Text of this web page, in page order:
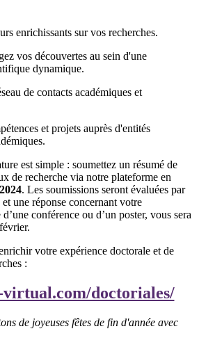
enrichissants sur vos recherches.
vos découvertes au sein d'une
dynamique.
de contacts académiques et
et projets auprès d'entités
est simple : soumettez un résumé de
de recherche via notre plateforme en
. Les soumissions seront évaluées par
une réponse concernant votre
conférence ou d’un poster, vous sera
votre expérience doctorale et de
:
doctoriales/
de joyeuses fêtes de fin d'année avec